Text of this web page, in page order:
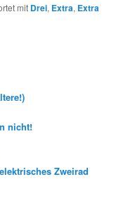
mit Drei, Extra, Extra
nicht!
Zweirad